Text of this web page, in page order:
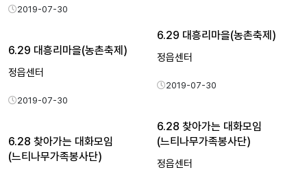
2019-07-30
6.29 대흥리마을(농촌축제)
정읍센터
2019-07-30
6.29 대흥리마을(농촌축제)
정읍센터
2019-07-30
6.28 찾아가는 대화모임
(느티나무가족봉사단)
정읍센터
6.28 찾아가는 대화모임
(느티나무가족봉사단)